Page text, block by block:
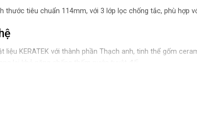
thước tiêu chuẩn 114mm, với 3 lớp lọc chống tắc, phù hợp
liệu KERATEK với thành phần Thạch anh, tinh thể gốm
sinh các vết bẩn của coffee, rượu vang, dầu mỡ, nước trái